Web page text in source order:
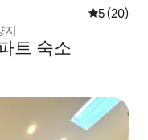
평점 5점(5
5 (20)
지
트 숙소